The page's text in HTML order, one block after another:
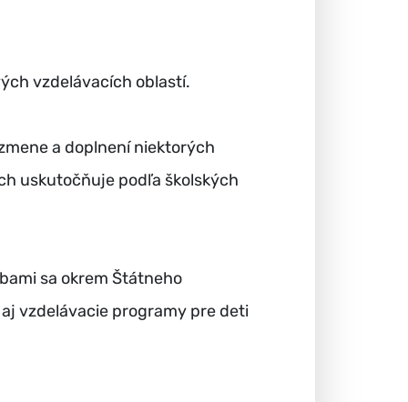
vzdelávacích oblastí.
a doplnení niektorých
uskutočňuje podľa školských
sa okrem Štátneho
vzdelávacie programy pre deti